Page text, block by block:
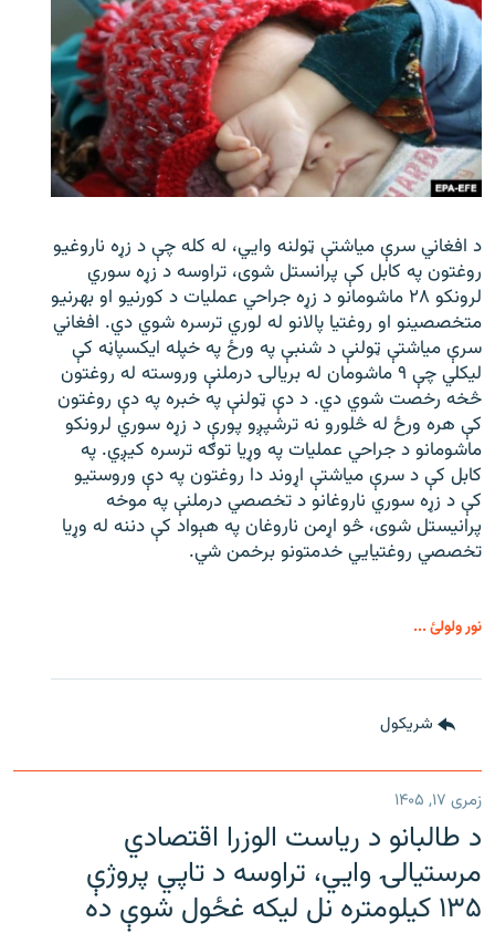
د افغاني سرې میاشتې ټولنه وایي، له کله چې د زړه ناروغیو
روغتون په کابل کې پرانستل شوی، تراوسه د زړه سوري
لرونکو ۲۸ ماشومانو د زړه جراحي عملیات د کورنیو او بهرنیو
متخصصینو او روغتیا پالانو له لوري ترسره شوي دي. افغاني
سرې میاشتې ټولنې د شنبې په ورځ په خپله ایکسپاڼه کې
لیکلي چې ۹ ماشومان له بریالۍ درملنې وروسته له روغتون
څخه رخصت شوي دي. د دې ټولنې په خبره په دې روغتون
کې هره ورځ له څلورو نه ترشپږو پورې د زړه سوري لرونکو
ماشومانو د جراحي عملیات په وړیا توګه ترسره کیږي. په
کابل کې د سرې میاشتې اړوند دا روغتون په دې وروستیو
کې د زړه سوري ناروغانو د تخصصي درملنې په موخه
پرانیستل شوی، څو اړمن ناروغان په هېواد کې دننه له وړیا
تخصصي روغتیايي خدمتونو برخمن شي.
نور ولولئ ...
شريکول
زمری ۱۷, ۱۴۰۵
د طالبانو د ریاست الوزرا اقتصادي
مرستیالۍ وایي، تراوسه د تاپي پروژې
۱۳۵ کیلومتره نل لیکه غځول شوې ده